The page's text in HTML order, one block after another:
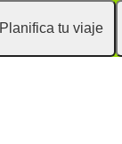
Planifica tu viaje